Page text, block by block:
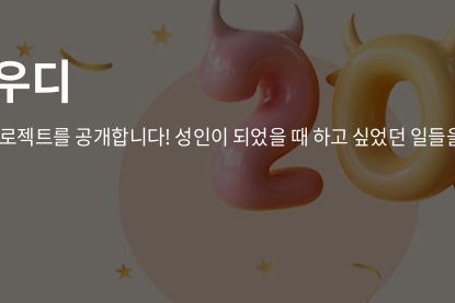
디
젝트를 공개합니다! 성인이 되었을 때 하고 싶었던 일